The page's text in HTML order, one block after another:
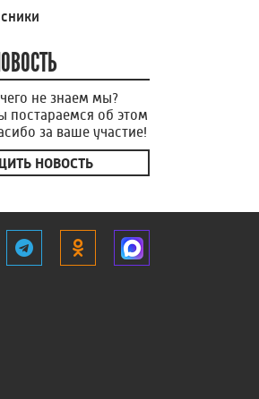
не знаем мы?
постараемся об этом
за ваше участие!
НОВОСТЬ